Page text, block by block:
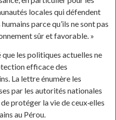
locales qui défendent
parce qu’ils ne sont pas
sûr et favorable. »
les politiques actuelles ne
efficace des
La lettre énumère les
par les autorités nationales
protéger la vie de ceux·elles
au Pérou.